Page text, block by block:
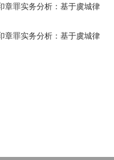
章罪实务分析：基于虞城律
章罪实务分析：基于虞城律